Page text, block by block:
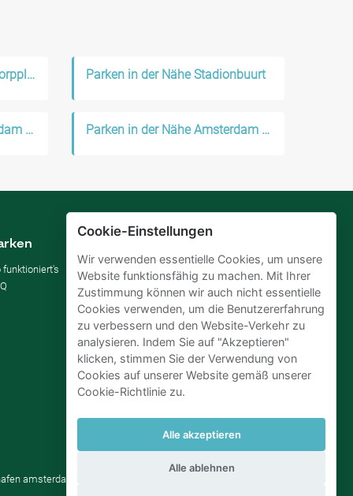
Parken in der Nähe Hoofddorppleinbuurt Parken in der Nähe Stadionbuurt
Parken in der Nähe Amsterdam Nieuw-West Parken in der Nähe Amsterdam West
Cookie-Einstellungen
Wir verwenden essentielle Cookies, um unsere
Website funktionsfähig zu machen. Mit Ihrer
Zustimmung können wir auch nicht essentielle
Cookies verwenden, um die Benutzererfahrung
zu verbessern und den Website-Verkehr zu
analysieren. Indem Sie auf "Akzeptieren"
klicken, stimmen Sie der Verwendung von
Cookies auf unserer Website gemäß unserer
Cookie-Richtlinie zu.
Alle akzeptieren
Alle ablehnen
funktioniert's
Parkplatz vermieten
Für Unternehmen
Verbessern Sie Ihre SDGs
Business-Blog
amsterdam